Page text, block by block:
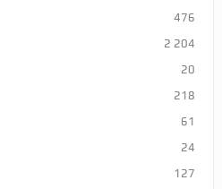
476
2 204
20
218
61
24
127